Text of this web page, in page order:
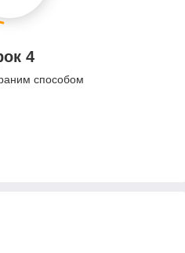
4
способом